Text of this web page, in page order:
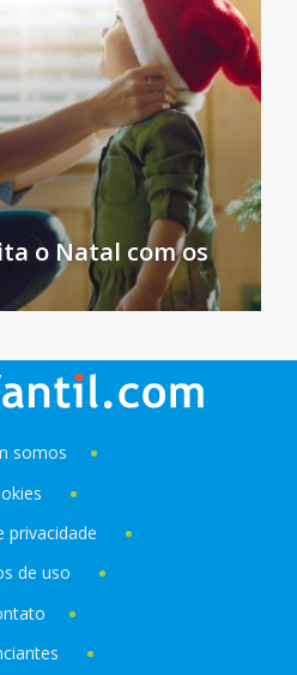
o Natal com os
somos
privacidade
de uso